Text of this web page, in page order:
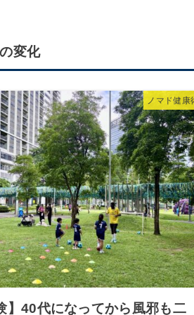
変化
ノマド健康
】40代になってから風邪も二